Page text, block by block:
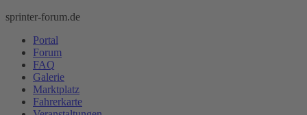
sprinter-forum.de
Portal
Forum
FAQ
Galerie
Marktplatz
Fahrerkarte